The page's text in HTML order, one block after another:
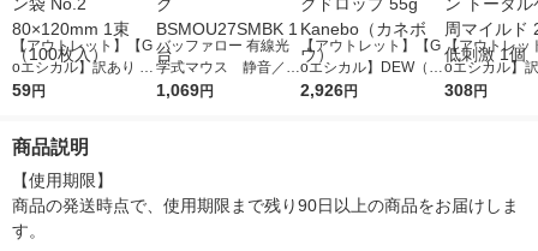
【アウトレット】【G
oエシカル】訳あり シ
モジマ ELPポリエチ
59円
バッファロー 有線光
学式マウス 静音／３
ボタン Ｍサイズ ブ
1,069円
【アウトレット】【G
oエシカル】DEW（デ
ュウ） タンタンコン
2,926円
【アウトレッ
oエシカル】
envue リステ
308円
商品説明
【使用期限】
商品の発送時点で、使用期限まで残り90日以上の商品をお届けしま
す。